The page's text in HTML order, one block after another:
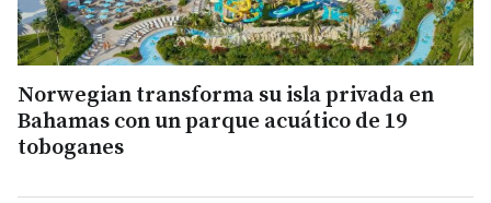
Norwegian transforma su isla privada en
Bahamas con un parque acuático de 19
toboganes